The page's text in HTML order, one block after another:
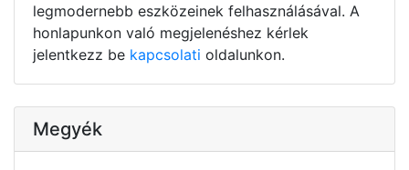
legmodernebb eszközeinek felhasználásával. A
honlapunkon való megjelenéshez kérlek
jelentkezz be kapcsolati oldalunkon.
Megyék